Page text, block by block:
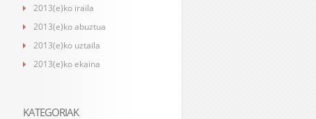
2013(e)ko iraila
2013(e)ko abuztua
2013(e)ko uztaila
2013(e)ko ekaina
KATEGORIAK